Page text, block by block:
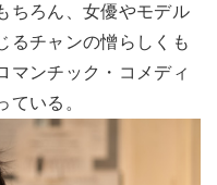
ちろん、女優やモデル
るチャンの憎らしくも
マンチック・コメディ
ている。